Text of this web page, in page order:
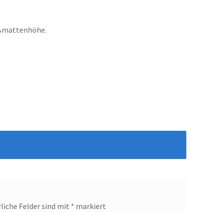
Felder sind mit * markiert